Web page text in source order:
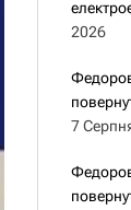
2026
7